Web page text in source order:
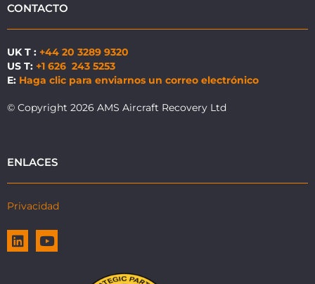
CONTACTO
UK T : +44 20 3289 9320
US T: +1 626 243 5253
E: Haga clic para enviarnos un correo electrónico
© Copyright 2026 AMS Aircraft Recovery Ltd
ENLACES
Privacidad